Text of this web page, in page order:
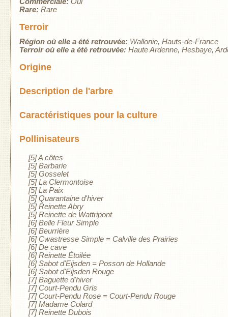
Rare: Rare
Terroir
Région où elle a été retrouvée: Wallonie Hauts-de-France
Terroir où elle a été retrouvée: Haute Ardenne Hesbaye
Origine
Description de l'arbre
Caractéristiques pour la culture
Pollinisateurs
[5] A côtes
[5] Barbarie
[5] Gosselet
[5] La Clermontoise
[5] La Paix
[5] Quarantaine d'hiver
[5] Reinette Abry
[5] Reinette de Wattripont
[6] Belle Fleur Simple
[6] Beurrière
[6] Cwastresse Simple = Calville des Prairies
[6] De cave
[6] Reinette Étoilée
[6] Sabot d'Eijsden = Posson de Hollande
[6] Sabot d'Eijsden Rouge
[7] Baguette d'hiver
[7] Court-Pendu Gris
[7] Court-Pendu Rose = Court-Pendu Rouge
[7] Madame Colard
[7] Reinette Dubois